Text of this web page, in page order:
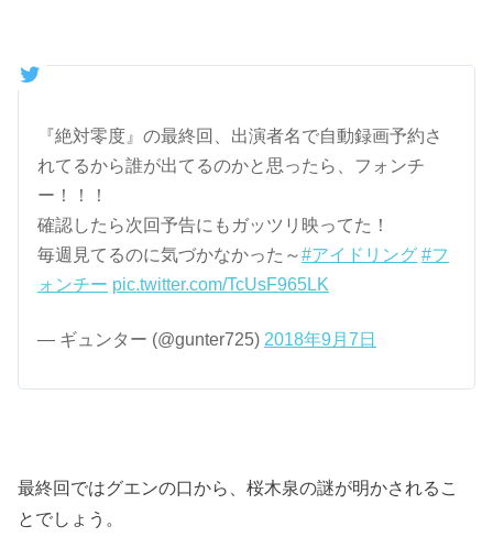
『絶対零度』の最終回、出演者名で自動録画予約さ
れてるから誰が出てるのかと思ったら、フォンチ
ー！！！
確認したら次回予告にもガッツリ映ってた！
毎週見てるのに気づかなかった～#アイドリング #フ
ォンチー pic.twitter.com/TcUsF965LK
— ギュンター (@gunter725) 2018年9月7日
最終回ではグエンの口から、桜木泉の謎が明かされるこ
とでしょう。